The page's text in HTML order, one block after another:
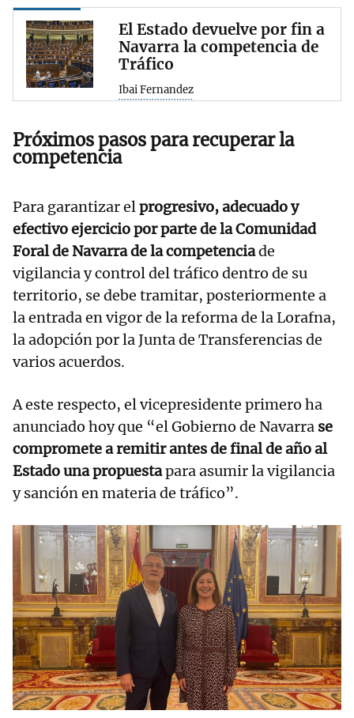
El Estado devuelve por fin a
Navarra la competencia de
Tráfico
Ibai Fernandez
Próximos pasos para recuperar la
competencia
Para garantizar elprogresivo, adecuado y
efectivo ejercicio por parte de la Comunidad
Foral de Navarra de la competenciade
vigilancia y control del tráfico dentro de su
territorio, se debe tramitar, posteriormente a
la entrada en vigor de la reforma de la Lorafna,
la adopción por la Junta de Transferencias de
varios acuerdos.
A este respecto, el vicepresidente primero ha
anunciado hoy que “el Gobierno de Navarra se
compromete a remitir antes de final de año al
Estado una propuestapara asumir la vigilancia
y sanción en materia de tráfico”.